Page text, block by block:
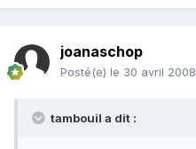
joanaschop
Posté(e) le 30 avril 2008
tambouil a dit :